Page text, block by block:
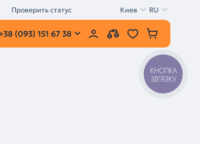
Проверить статус Киев RU
(093) 151 67 38
КНОПКА
ЗВ'ЯЗКУ